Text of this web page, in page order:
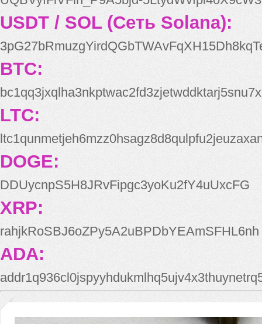
USDT / SOL (Сеть Solana):
BTC:
bc1qq3jxqlha3nkptwac2fd3zjetwddktarj5snu7x
LTC:
DOGE:
DDUycnpS5H8JRvFipgc3yoKu2fY4uUxcFG
XRP:
rahjkRoSBJ6oZPy5A2uBPDbYEAmSFHL6nh
ADA: